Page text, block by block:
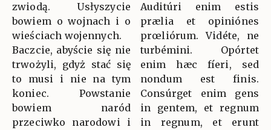
zwiodą. Usłyszycie
bowiem o wojnach i o
wieściach wojennych.
Baczcie, abyście się nie
trwożyli, gdyż stać się
to musi i nie na tym
koniec. Powstanie
bowiem naród
przeciwko narodowi i
Auditúri enim estis
prælia et opiniónes
prœliórum. Vidéte, ne
turbémini. Opórtet
enim hæc fíeri, sed
nondum est finis.
Consúrget enim gens
in gentem, et regnum
in regnum, et erunt